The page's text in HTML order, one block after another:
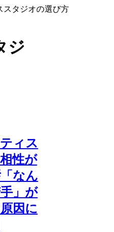
スタジオの選び方
ジ
ィス
性が
なん
」が
因に